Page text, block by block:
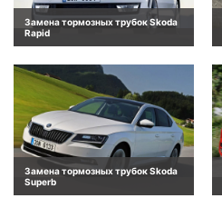
Замена тормозных трубок Skoda
Rapid
Замена тормозных трубок Skoda
Superb